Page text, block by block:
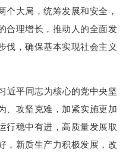
个大局，统筹发展和安全，
合理增长，推动人的全面发
伐，确保基本实现社会主义
近平同志为核心的党中央坚
、攻坚克难，加紧实施更加
行稳中有进，高质量发展取
，新质生产力积极发展，改